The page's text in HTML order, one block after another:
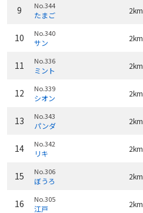
9 No.344
たまご 2km
10 No.340
サン 2km
11 No.336
ミント 2km
12 No.339
シオン 2km
13 No.343
パンダ 2km
14 No.342
リキ 2km
15 No.306
ぼうろ 2km
16 No.305
江戸 2km